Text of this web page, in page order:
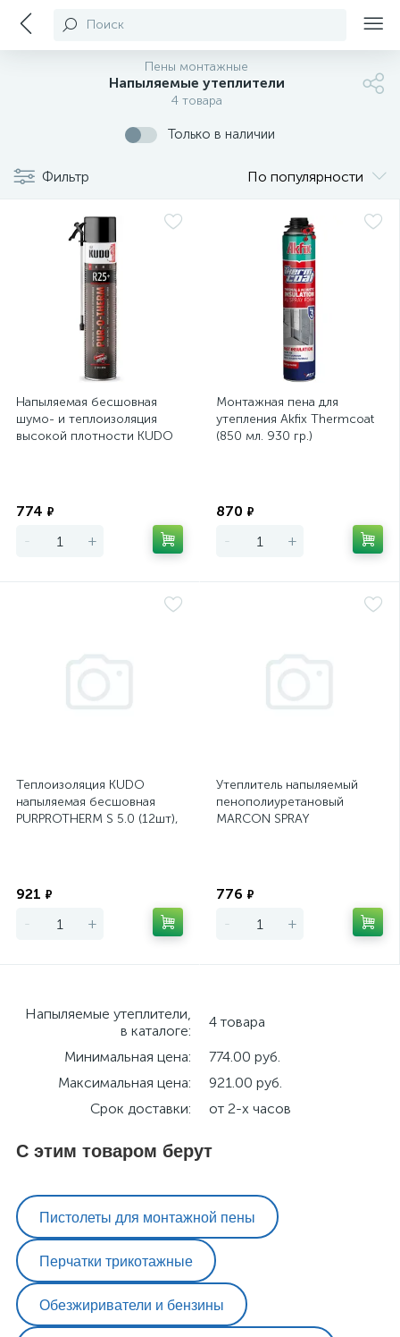
Поиск
Пены монтажные
Напыляемые утеплители
4 товара
Только в наличии
Фильтр По популярности
Напыляемая бесшовная
шумо- и теплоизоляция
высокой плотности KUDO
774 ₽
- +
Монтажная пена для
утепления Akfix Thermcoat
(850 мл. 930 гр.)
870 ₽
- +
Теплоизоляция KUDO
напыляемая бесшовная
PURPROTHERM S 5.0 (12шт),
921 ₽
- +
Утеплитель напыляемый
пенополиуретановый
MARCON SPRAY
776 ₽
- +
Напыляемые утеплители,
в каталоге:
4 товара
Минимальная цена:
774.00 руб.
Максимальная цена:
921.00 руб.
Срок доставки:
от 2-х часов
С этим товаром берут
Пистолеты для монтажной пены
Перчатки трикотажные
Обезжириватели и бензины